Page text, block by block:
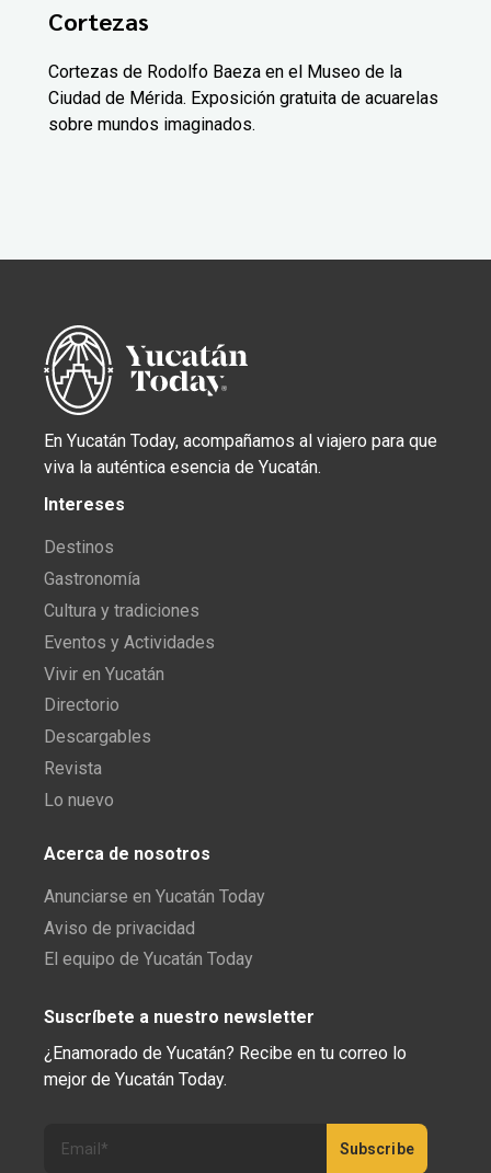
Cortezas
Cortezas de Rodolfo Baeza en el Museo de la
Ciudad de Mérida. Exposición gratuita de acuarelas
sobre mundos imaginados.
En Yucatán Today, acompañamos al viajero para que
viva la auténtica esencia de Yucatán.
Intereses
Destinos
Gastronomía
Cultura y tradiciones
Eventos y Actividades
Vivir en Yucatán
Directorio
Descargables
Revista
Lo nuevo
Acerca de nosotros
Anunciarse en Yucatán Today
Aviso de privacidad
El equipo de Yucatán Today
Suscríbete a nuestro newsletter
¿Enamorado de Yucatán? Recibe en tu correo lo
mejor de Yucatán Today.